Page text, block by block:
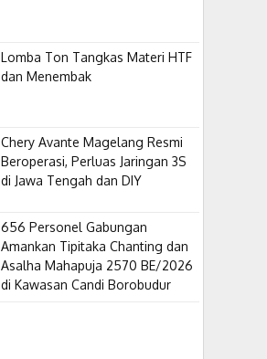
Lomba Ton Tangkas Materi HTF
dan Menembak
​Chery Avante Magelang Resmi
Beroperasi, Perluas Jaringan 3S
di Jawa Tengah dan DIY
656 Personel Gabungan
Amankan Tipitaka Chanting dan
Asalha Mahapuja 2570 BE/2026
di Kawasan Candi Borobudur